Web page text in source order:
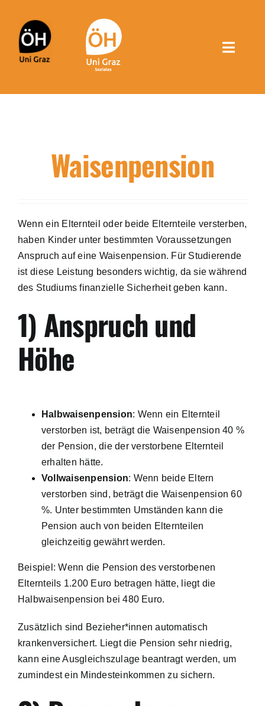
Inhalt
springen
Toggle
ÖH-Förderungen
Wohnen
Mentale Gesundheit
Anträge & Richtlinien
Waisenpension
Wenn ein Elternteil oder beide Elternteile versterben,
haben Kinder unter bestimmten Voraussetzungen
Anspruch auf eine Waisenpension. Für Studierende
ist diese Leistung besonders wichtig, da sie während
des Studiums finanzielle Sicherheit geben kann.
1) Anspruch und
Höhe
Halbwaisenpension: Wenn ein Elternteil
verstorben ist, beträgt die Waisenpension 40 %
der Pension, die der verstorbene Elternteil
erhalten hätte.
Vollwaisenpension: Wenn beide Eltern
verstorben sind, beträgt die Waisenpension 60
%. Unter bestimmten Umständen kann die
Pension auch von beiden Elternteilen
gleichzeitig gewährt werden.
Beispiel: Wenn die Pension des verstorbenen
Elternteils 1.200 Euro betragen hätte, liegt die
Halbwaisenpension bei 480 Euro.
Zusätzlich sind Bezieher*innen automatisch
krankenversichert. Liegt die Pension sehr niedrig,
kann eine Ausgleichszulage beantragt werden, um
zumindest ein Mindesteinkommen zu sichern.